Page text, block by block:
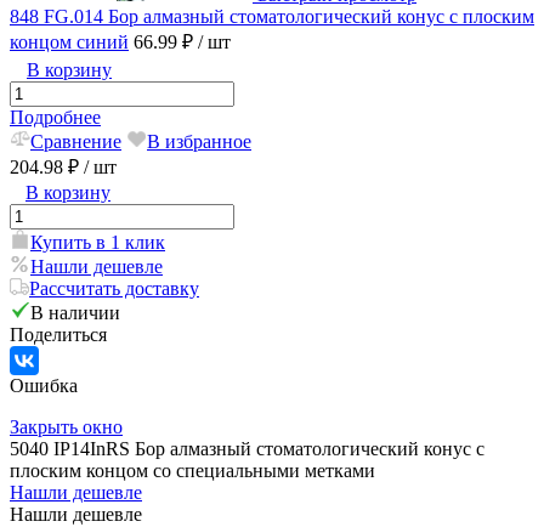
848 FG.014 Бор алмазный стоматологический конус с плоским
концом синий 66.99 ₽ / шт
В корзину
Подробнее
Сравнение
В избранное
204.98 ₽ / шт
В корзину
Купить в 1 клик
Нашли дешевле
Рассчитать доставку
В наличии
Поделиться
Ошибка
Закрыть окно
5040 IP14InRS Бор алмазный стоматологический конус с
плоским концом со специальными метками
Нашли дешевле
Нашли дешевле